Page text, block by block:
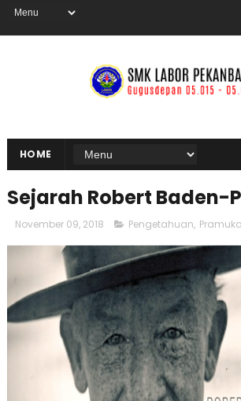
HOME
Sejarah Robert Baden-
November 09, 2018 Pengetahuan, Pramuka